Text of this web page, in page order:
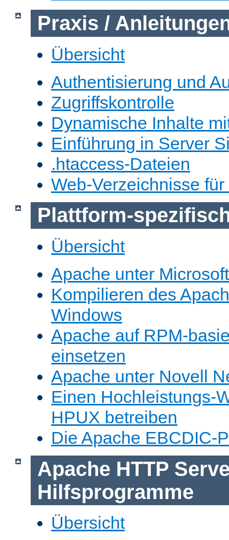
Praxis /
Übersicht
Authentisierung und
Zugriffskontrolle
Dynamische Inhalte
Einführung in Server
.htaccess-Dateien
Web-Verzeichnisse
Plattform-
Übersicht
Apache unter
Kompilieren des
Windows
Apache auf RPM-
einsetzen
Apache unter Novell
Einen Hochleistungs-
HPUX betreiben
Die Apache EBCDIC-
Apache HTTP
Hilfsprogramme
Übersicht